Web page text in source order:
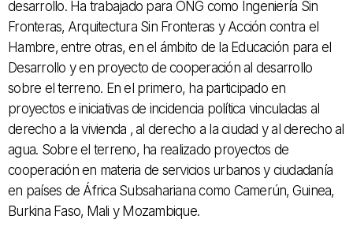
desarrollo. Ha trabajado para ONG como Ingeniería Sin
Fronteras‚ Arquitectura Sin Fronteras y Acción contra el
Hambre‚ entre otras, en el ámbito de la Educación para el
Desarrollo y en proyecto de cooperación al desarrollo
sobre el terreno. En el primero, ha participado en
proyectos e iniciativas de incidencia política vinculadas al
derecho a la vivienda ‚ al derecho a la ciudad y al derecho al
agua. Sobre el terreno, ha realizado proyectos de
cooperación en materia de servicios urbanos y ciudadanía
en países de África Subsahariana como Camerún‚ Guinea‚
Burkina Faso‚ Mali y Mozambique.